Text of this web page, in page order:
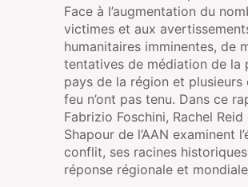
Face à l’augmentation du
victimes et aux
humanitaires imminentes, de
tentatives de médiation de la
pays de la région et plusieurs
feu n’ont pas tenu. Dans ce
Fabrizio Foschini, Rachel Reid
Shapour de l’AAN examinent
conflit, ses racines
réponse régionale et